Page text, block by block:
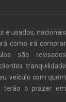
e usados, nacionais
como irá comprar
são revisados
tranquilidade
veículo com quem
terão o prazer em